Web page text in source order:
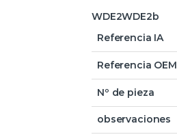
WDE2WDE2b
Referencia IA
Referencia OEM
Nº de pieza
observaciones